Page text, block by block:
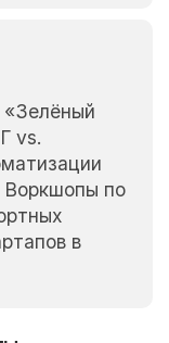
vs.
Воркшопы по
в